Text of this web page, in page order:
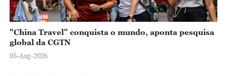
"China Travel" conquista o mundo, aponta pesquisa
global da CGTN
05-Aug-2026